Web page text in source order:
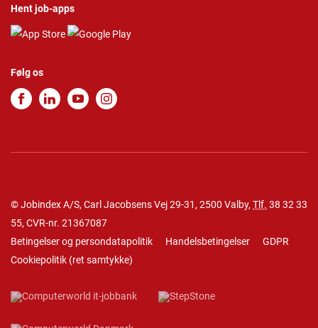
Hent job-apps
Følg os
© Jobindex A/S, Carl Jacobsens Vej 29-31, 2500 Valby, Tlf. 38 32 33
55, CVR-nr. 21367087
Betingelser og persondatapolitik
Handelsbetingelser
GDPR
Cookiepolitik (ret samtykke)